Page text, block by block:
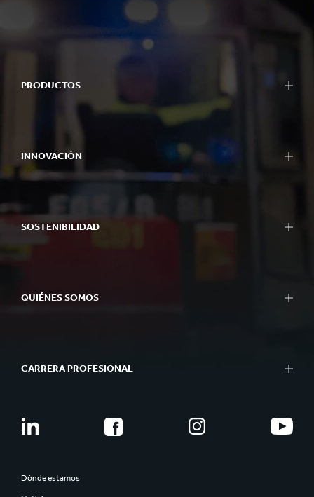
PRODUCTOS
INNOVACIÓN
SOSTENIBILIDAD
QUIÉNES SOMOS
CARRERA PROFESIONAL
Dónde estamos